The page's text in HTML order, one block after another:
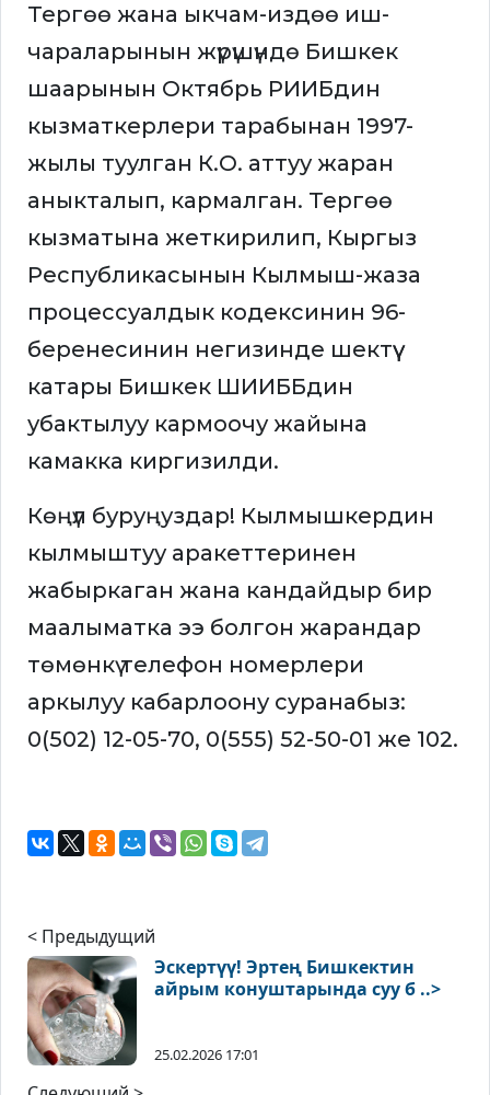
Тергөө жана ыкчам-издөө иш-
чараларынын жүрүшүндө Бишкек
шаарынын Октябрь РИИБдин
кызматкерлери тарабынан 1997-
жылы туулган К.О. аттуу жаран
аныкталып, кармалган. Тергөө
кызматына жеткирилип, Кыргыз
Республикасынын Кылмыш-жаза
процессуалдык кодексинин 96-
беренесинин негизинде шектүү
катары Бишкек ШИИББдин
убактылуу кармоочу жайына
камакка киргизилди.
Көңүл буруңуздар! Кылмышкердин
кылмыштуу аракеттеринен
жабыркаган жана кандайдыр бир
маалыматка ээ болгон жарандар
төмөнкү телефон номерлери
аркылуу кабарлоону суранабыз:
0(502) 12-05-70, ‪0(555) 52-50-01‬ же 102.
< Предыдущий
Эскертүү! Эртең Бишкектин
айрым конуштарында суу б ..>
25.02.2026 17:01